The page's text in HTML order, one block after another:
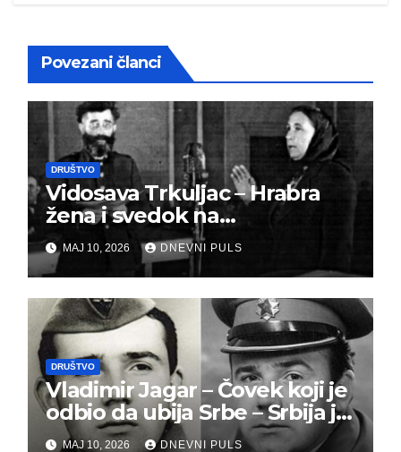
Povezani članci
DRUŠTVO
Vidosava Trkuljac – Hrabra
žena i svedok na
montiranom suđenju
đeneralu Draži
MAJ 10, 2026 DNEVNI PULS
DRUŠTVO
Vladimir Jagar – Čovek koji je
odbio da ubija Srbe – Srbija je
dužna da ga pamti
MAJ 10, 2026 DNEVNI PULS